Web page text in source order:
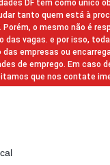
DF tem como único
tanto quem está à
o mesmo não é
vagas. e por isso,
empresas ou
de emprego. Em caso
que nos contate